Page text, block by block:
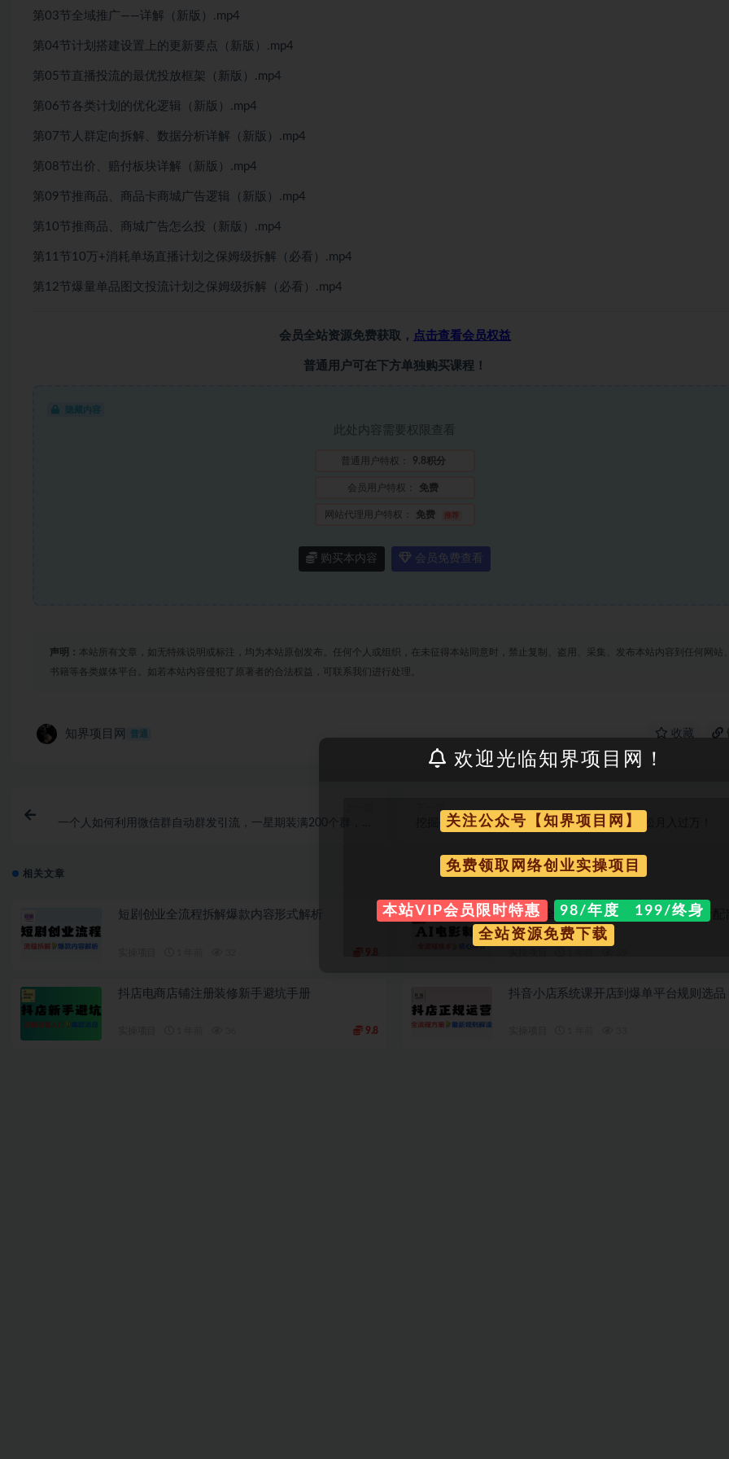
第03节全域推广——详解（新版）.mp4
第04节计划搭建设置上的更新要点（新版）.mp4
第05节直播投流的最优投放框架（新版）.mp4
第06节各类计划的优化逻辑（新版）.mp4
第07节人群定向拆解、数据分析详解（新版）.mp4
第08节出价、赔付板块详解（新版）.mp4
第09节推商品、商品卡商城广告逻辑（新版）.mp4
第10节推商品、商城广告怎么投（新版）.mp4
第11节10万+消耗单场直播计划之保姆级拆解（必看）.mp4
第12节爆量单品图文投流计划之保姆级拆解（必看）.mp4
会员全站资源免费获取， 点击查看会员权益
普通用户可在下方单独购买课程！
隐藏内容
此处内容需要权限查看
普通用户特权： 9.8积分
会员用户特权： 免费
网站代理用户特权： 免费 推荐
购买本内容 会员免费查看
声明： 本站所有文章，如无特殊说明或标注，均为本站原创发布。任何个人或组织，在未征得本站同意时，禁止复制、盗用、采集、发布本站内容到任何网站
书籍等各类媒体平台。如若本站内容侵犯了原著者的合法权益，可联系我们进行处理。
知界项目网 普通 收藏
一个人如何利用微信群自动群发引流，一星期装满200个群，日
挖掘公众号文章财富，冷门抱利技术，让你轻松月入过万！
相关文章
短剧创业全流程拆解爆款内容形式解析 AI电影全流程制作脚本生成与视频设计配
抖店电商店铺注册装修新手避坑手册
9.8
抖音小店系统课开店到爆单平台规则选品
欢迎光临知界项目网！
关注公众号【知界项目网】
免费领取网络创业实操项目
本站VIP会员限时特惠
98/年度 199/终身
全站资源免费下载